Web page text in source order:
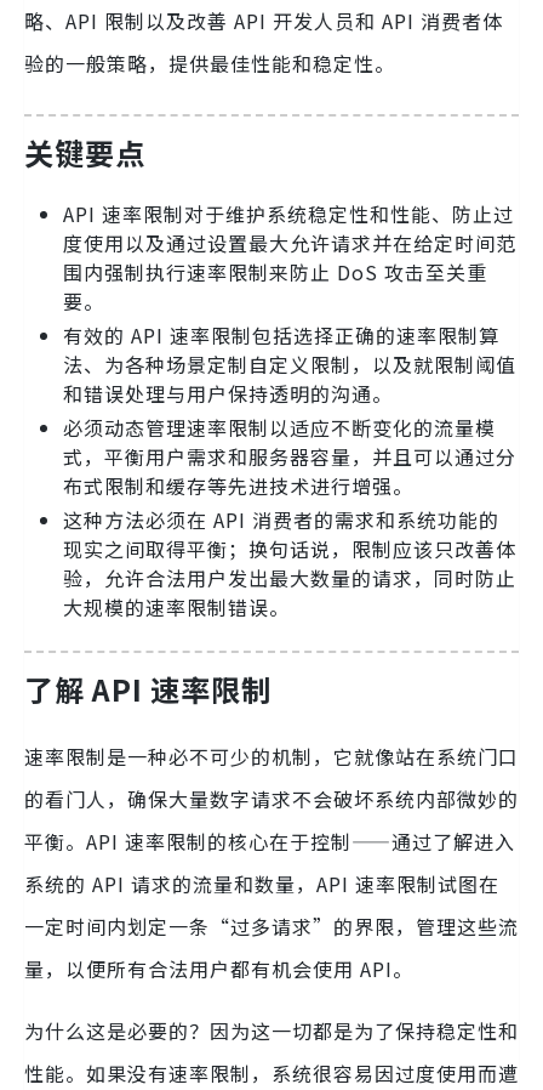
略、API 限制以及改善 API 开发人员和 API 消费者体
验的一般策略，提供最佳性能和稳定性。
关键要点
API 速率限制对于维护系统稳定性和性能、防止过
度使用以及通过设置最大允许请求并在给定时间范
围内强制执行速率限制来防止 DoS 攻击至关重
要。
有效的 API 速率限制包括选择正确的速率限制算
法、为各种场景定制自定义限制，以及就限制阈值
和错误处理与用户保持透明的沟通。
必须动态管理速率限制以适应不断变化的流量模
式，平衡用户需求和服务器容量，并且可以通过分
布式限制和缓存等先进技术进行增强。
这种方法必须在 API 消费者的需求和系统功能的
现实之间取得平衡；换句话说，限制应该只改善体
验，允许合法用户发出最大数量的请求，同时防止
大规模的速率限制错误。
了解 API 速率限制
速率限制是一种必不可少的机制，它就像站在系统门口
的看门人，确保大量数字请求不会破坏系统内部微妙的
平衡。API 速率限制的核心在于控制——通过了解进入
系统的 API 请求的流量和数量，API 速率限制试图在
一定时间内划定一条“过多请求”的界限，管理这些流
量，以便所有合法用户都有机会使用 API。
为什么这是必要的？因为这一切都是为了保持稳定性和
性能。如果没有速率限制，系统很容易因过度使用而遭